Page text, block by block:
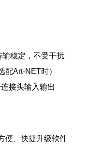
稳定，不受干扰
配Art-NET时）
接头输入输出
便、快捷升级软件